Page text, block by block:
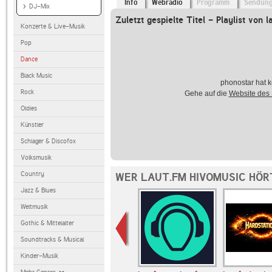
DJ-Mix
Konzerte & Live-Musik
Pop
Dance
Black Music
Rock
Oldies
Künstler
Schlager & Discofox
Volksmusik
Country
Jazz & Blues
Weltmusik
Gothic & Mittelalter
Soundtracks & Musical
Kinder-Musik
Info Webradio Programm
Zuletzt gespielte Titel - Playlist von
phonostar hat
Gehe auf die Website des
WER LAUT.FM HIVOMUSIC